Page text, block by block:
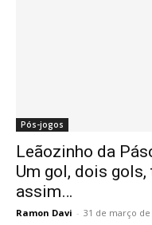
Pós-jogos
Leãozinho da
Um gol, dois
assim…
Ramon Davi - 31 de março de